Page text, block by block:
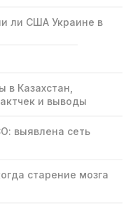
ли США Украине в
в Казахстан,
и выводы
выявлена сеть
старение мозга